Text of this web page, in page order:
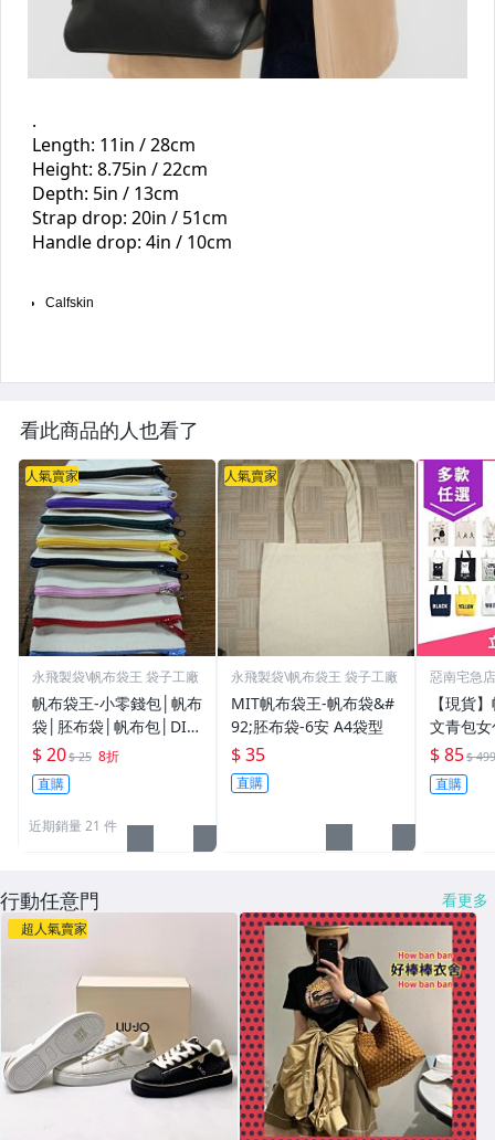
看此商品的人也看了
人氣賣家
永飛製袋\帆布袋王 袋子工廠
帆布袋王-小零錢包│帆布
袋│胚布袋│帆布包│DIY
蝶古巴特
$ 20$ 25 8折
直購
近期銷量 21 件
人氣賣家
永飛製袋\帆布袋王 袋子工廠
MIT帆布袋王-帆布袋&#
92;胚布袋-6安 A4袋型
$ 35
直購
惡南宅急店
【現貨
文青包
韓國文
店【
$ 85$ 499
直購
行動任意門 看更多
超人氣賣家